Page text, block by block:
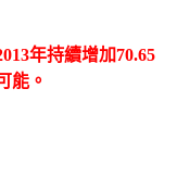
年持續增加70.65
能。